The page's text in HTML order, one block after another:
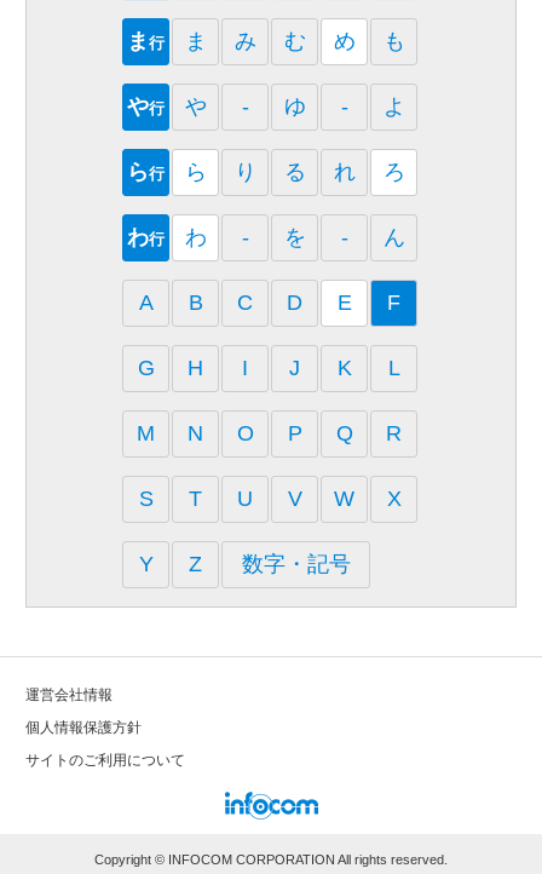
ま 行 ま み む め も
や行 や - ゆ - よ
ら行 ら り る れ ろ
わ行 わ - を - ん
A B C D E F
G H I J K L
M N O P Q R
S T U V W X
Y Z 数字・記号
運営会社情報
個⼈情報保護⽅針
サイトのご利⽤について
Copyright © INFOCOM CORPORATION All rights reserved.